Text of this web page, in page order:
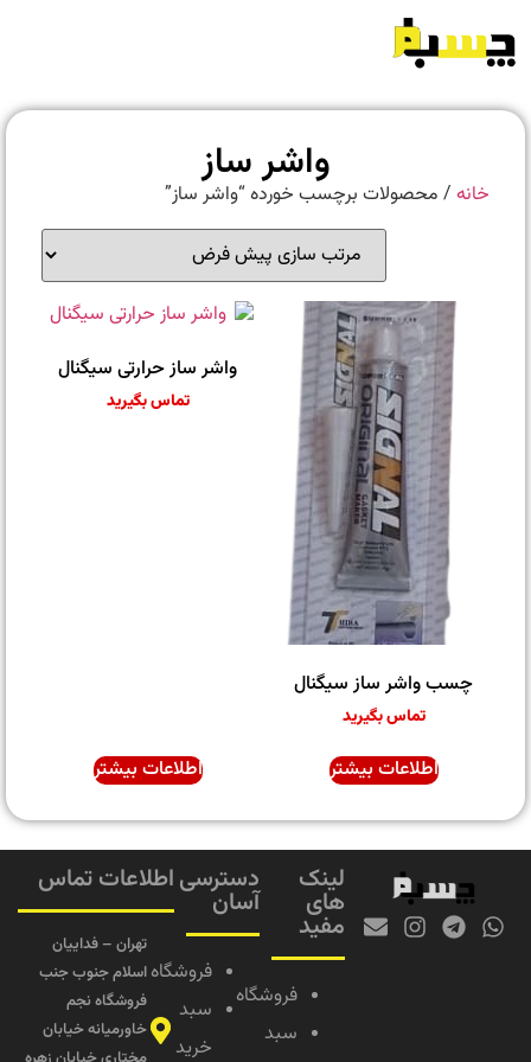
واشر ساز
خانه/ محصولات برچسب خورده “واشر ساز”
چسب واشر ساز سیگنال
تماس بگیرید
اطلاعات بیشتر
واشر ساز حرارتی سیگنال
تماس بگیرید
اطلاعات بیشتر
لینک
های
مفید
فروشگاه
سبد
دسترسی
آسان
فروشگاه
سبد
خرید
اطلاعات تماس
تهران – فداییان
اسلام جنوب جنب
فروشگاه نجم
خاورمیانه خیابان